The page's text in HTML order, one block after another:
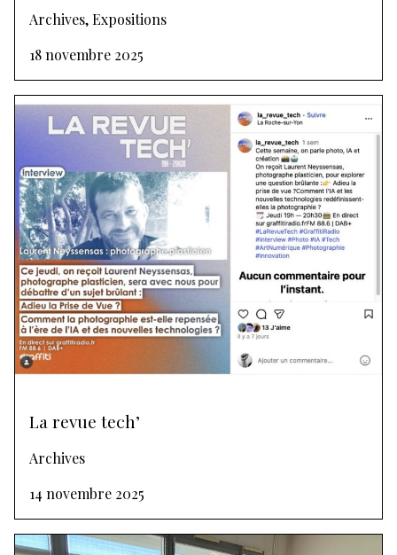
Archives, Expositions
18 novembre 2025
La revue tech’
Archives
14 novembre 2025